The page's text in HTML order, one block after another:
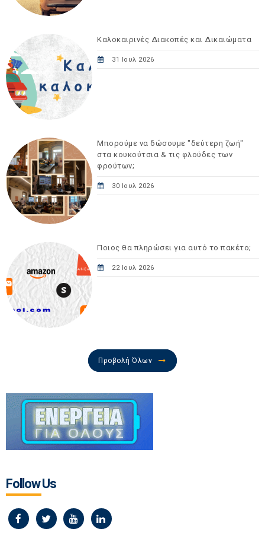
Καλοκαιρινές Διακοπές και Δικαιώματα
31 Ιουλ 2026
Μπορούμε να δώσουμε "δεύτερη ζωή"
στα κουκούτσια & τις φλούδες των
φρούτων;
30 Ιουλ 2026
Ποιος θα πληρώσει για αυτό το πακέτο;
22 Ιουλ 2026
Προβολή Όλων
Follow Us